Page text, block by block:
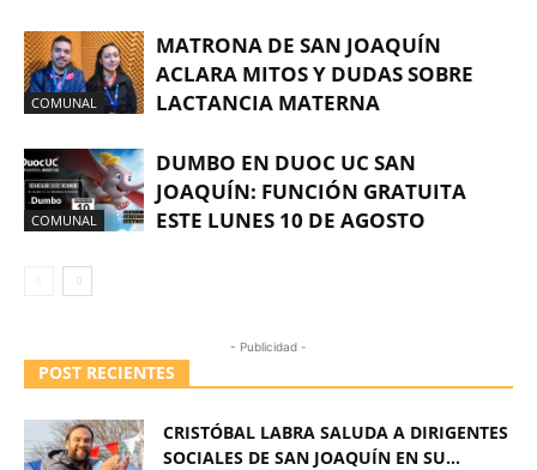
COMUNAL
MATRONA DE SAN JOAQUÍN
ACLARA MITOS Y DUDAS SOBRE
LACTANCIA MATERNA
COMUNAL
DUMBO EN DUOC UC SAN
JOAQUÍN: FUNCIÓN GRATUITA
ESTE LUNES 10 DE AGOSTO
- Publicidad -
POST RECIENTES
CRISTÓBAL LABRA SALUDA A DIRIGENTES
SOCIALES DE SAN JOAQUÍN EN SU...